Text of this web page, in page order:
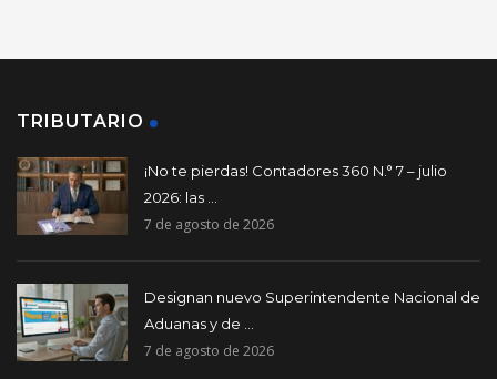
TRIBUTARIO
¡No te pierdas! Contadores 360 N.° 7 – julio
2026: las ...
7 de agosto de 2026
Designan nuevo Superintendente Nacional de
Aduanas y de ...
7 de agosto de 2026